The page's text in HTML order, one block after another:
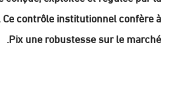
contrôle institutionnel confère à
Pix une robustesse sur le marché.